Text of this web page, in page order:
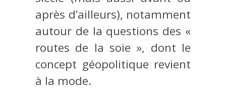
après d’ailleurs), notamment
autour de la questions des «
routes de la soie », dont le
concept géopolitique revient
à la mode.